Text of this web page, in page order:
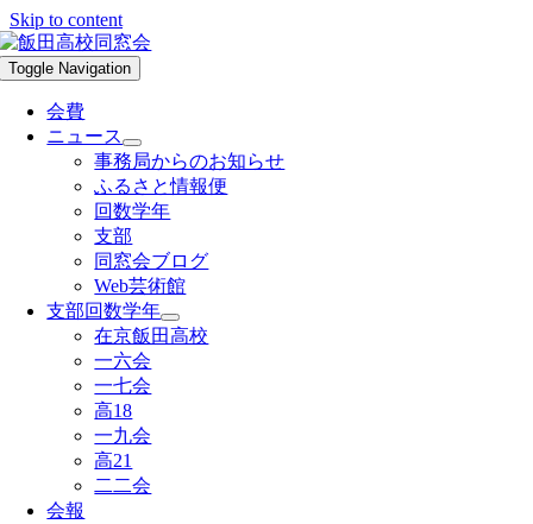
Skip to content
Toggle Navigation
会費
ニュース
事務局からのお知らせ
ふるさと情報便
回数学年
支部
同窓会ブログ
Web芸術館
支部回数学年
在京飯田高校
一六会
一七会
高18
一九会
高21
二二会
会報